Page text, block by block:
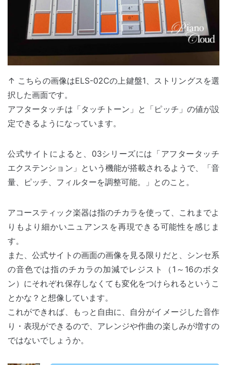
↑ こちらの画像はELS-02Cの上鍵盤1、ストリングスを選
択した画面です。
アフタータッチは「タッチトーン」と「ピッチ」の値が設
定できるようになっています。
公式サイトによると、03シリーズには「アフタータッチ
エクステンション」という機能が搭載されるようで、「音
量、ピッチ、フィルターを調整可能。」とのこと。
アコースティック楽器は指のチカラを使って、これまでよ
りもより細かいニュアンスを再現できる可能性を感じま
す。
また、公式サイトの画面の画像を見る限りだと、シンセ系
の音色では指のチカラの加減でレジスト（1～16のボタ
ン）にそれぞれ保存しなくても変化をつけられるというこ
とかな？と想像しています。
これができれば、もっと自由に、自分がイメージした音作
り・表現ができるので、アレンジや作曲の楽しみが増すの
ではないでしょうか。